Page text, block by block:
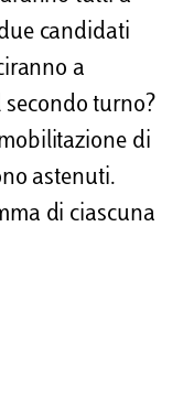
candidati
a
turno?
di
astenuti.
di ciascuna